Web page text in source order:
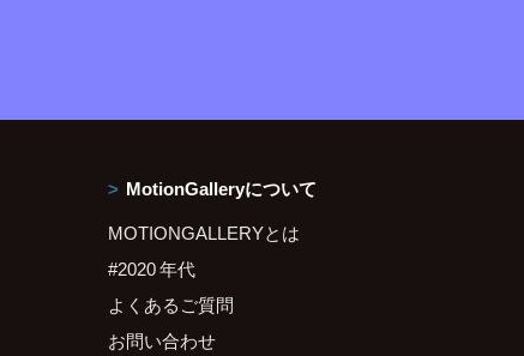
MotionGalleryについて
MOTIONGALLERYとは
#2020 年代
よくあるご質問
お問い合わせ